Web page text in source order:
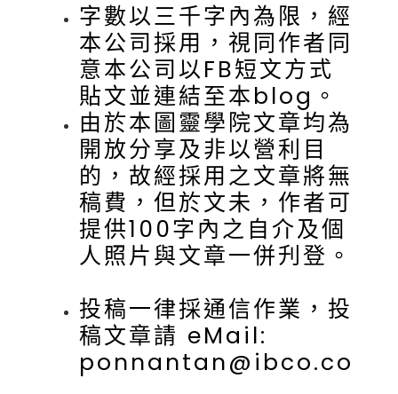
字數以三千字內為限，經
本公司採用，視同作者同
意本公司以FB短文方式
貼文並連結至本blog。
由於本圖靈學院文章均為
開放分享及非以營利目
的，故經採用之文章將無
稿費，但於文未，作者可
提供100字內之自介及個
人照片與文章一併刋登。
投稿一律採通信作業，投
稿文章請 eMail: